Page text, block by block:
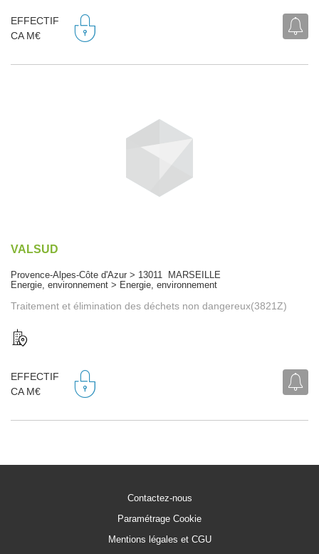
EFFECTIF
CA M€
VALSUD
Provence-Alpes-Côte d'Azur > 13011 MARSEILLE
Energie, environnement > Energie, environnement
Traitement et élimination des déchets non dangereux(3821Z)
EFFECTIF
CA M€
Contactez-nous
Paramétrage Cookie
Mentions légales et CGU